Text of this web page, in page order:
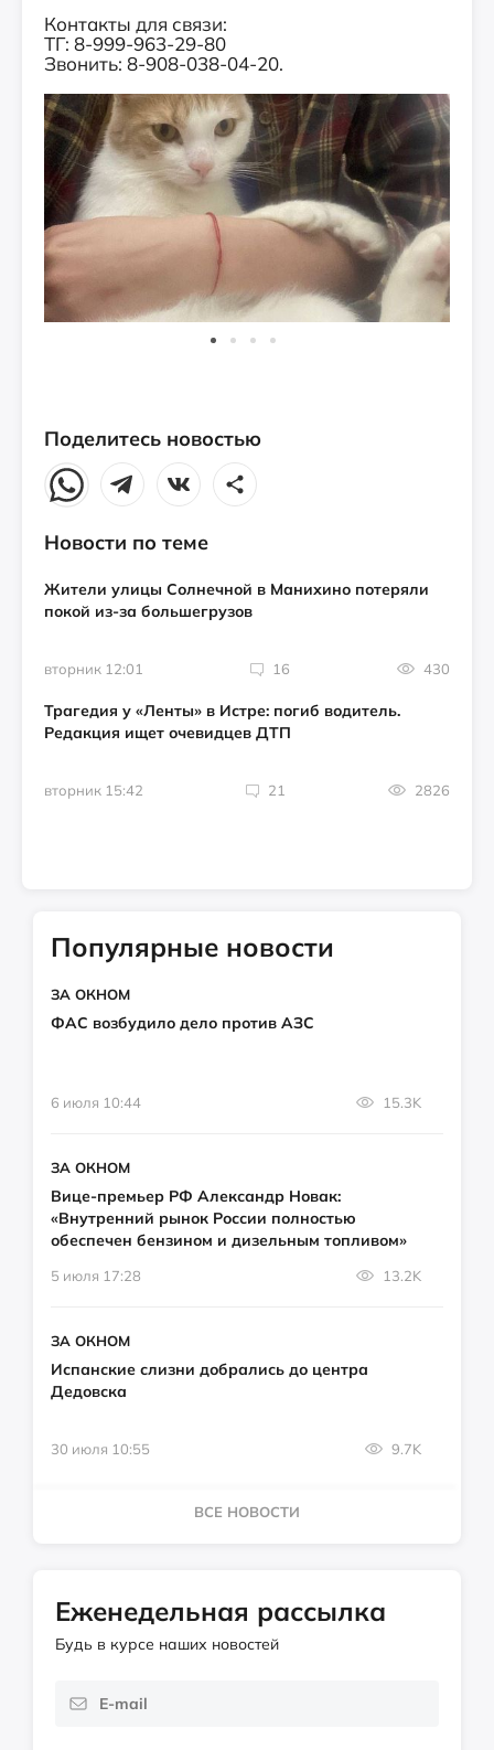
Контакты для связи:
ТГ: 8-999-963-29-80
Звонить: 8-908-038-04-20.
Поделитесь новостью
Новости по теме
Жители улицы Солнечной в Манихино потеряли
покой из-за большегрузов
вторник 12:01 16 430
Трагедия у «Ленты» в Истре: погиб водитель.
Редакция ищет очевидцев ДТП
вторник 15:42 21 2826
Популярные новости
ЗА ОКНОМ
ФАС возбудило дело против АЗС
6 июля 10:44 15.3K
ЗА ОКНОМ
Вице-премьер РФ Александр Новак:
«Внутренний рынок России полностью
обеспечен бензином и дизельным топливом»
5 июля 17:28 13.2K
ЗА ОКНОМ
Испанские слизни добрались до центра
Дедовска
30 июля 10:55 9.7K
ВСЕ НОВОСТИ
Еженедельная рассылка
Будь в курсе наших новостей